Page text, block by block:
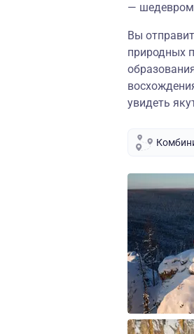
— шедевром
Вы
природных
увидеть